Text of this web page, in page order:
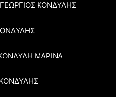
ΚΟΝΔΥΛΗΣ
ΜΑΡΙΝΑ
ΚΟΝΔΥΛΗΣ